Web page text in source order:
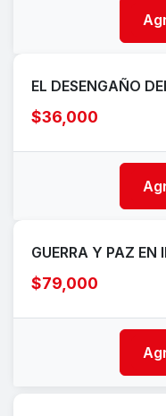
EL DESENGAÑO
$36,000
GUERRA Y PAZ EN
$79,000